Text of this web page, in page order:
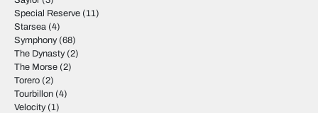
Special Reserve (11)
Starsea (4)
Symphony(68)
The Dynasty(2)
The Morse (2)
Torero (2)
Tourbillon (4)
Velocity(1)